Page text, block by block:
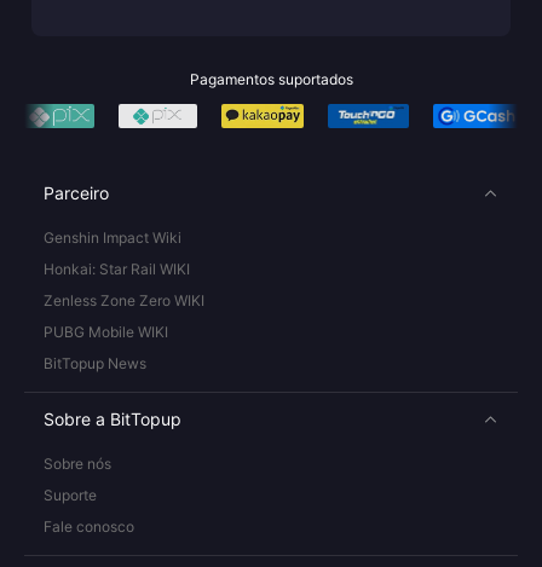
Pagamentos suportados
Parceiro
Genshin Impact Wiki
Honkai: Star Rail WIKI
Zenless Zone Zero WIKI
PUBG Mobile WIKI
BitTopup News
Sobre a BitTopup
Sobre nós
Suporte
Fale conosco